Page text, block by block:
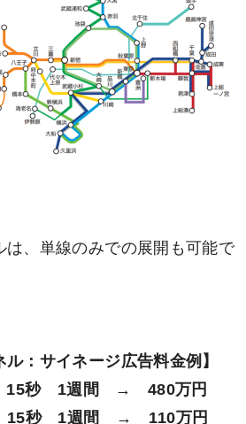
は、単線のみでの展開も可能で
ル：サイネージ広告料金例】
秒 1週間 → 480万円
15秒 1週間 → 110万円